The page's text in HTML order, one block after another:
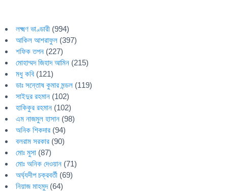
লক্ষ্মণ ভাণ্ডারী (994)
আকিল আশরাফুল (397)
শফিক তপন (227)
মোহাম্মদ জিহাদ আমিন (215)
মধু কবি (121)
ডাঃ সন্তোষ কুমার মন্ডল (119)
সাইদুর রহমান (102)
হাকিকুর রহমান (102)
এম নাজমুল হাসান (98)
অনিক শিকদার (94)
বলরাম সরকার (90)
মোঃ মুসা (87)
মোঃ অনিক দেওয়ান (71)
অর্ঘ্যদীপ চক্রবর্তী (69)
নিয়াজ মাহমুদ(64)